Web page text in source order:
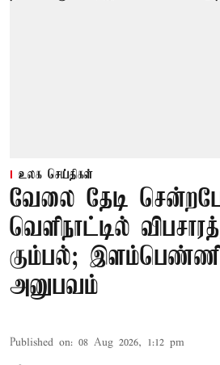
உலக செய்திகள்
வேலை தேடி
வெளிநாட்டில்
கும்பல்;
அனுபவம்
Published on: 08 Aug 2026, 1:12 pm